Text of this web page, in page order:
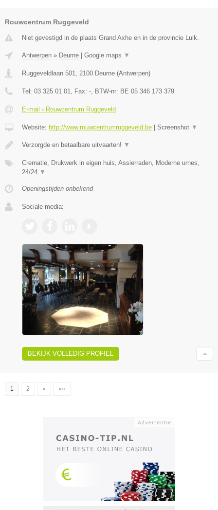
Rouwcentrum Ruggeveld
Niet gevestigd in de plaats Grand Axhe en in de provincie Luik.
Antwerpen » Deurne Google maps ▼
Ruggeveldlaan 501, 2100 Deurne (Antwerpen)
Tel: 03 325 01 01, Fax: -, BTW-nr: BE 05 346 173 379
E-mail › Rouwcentrum Ruggeveld
Website: http://www.rouwcentrumruggeveld.be Screenshot ▼
Verzorgde en betaalbare uitvaarten! ▼
Crematie, Drukwerk in eigen huis, Assierraden, Moderne urnes,
24/24 ▼
Openingstijden onbekend
Sociale media:
BEKIJK VOLLEDIG PROFIEL
1 2 » »»